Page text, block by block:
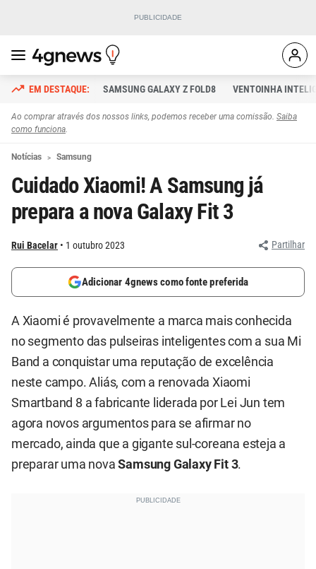
SAMSUNG GALAXY Z FOLD8 VENTOINHA
Ao comprar através dos nossos links, podemos receber uma comissão. Saiba
como funciona.
Notícias Samsung
Cuidado Xiaomi! A Samsung já
prepara a nova Galaxy Fit 3
Rui Bacelar 1 outubro 2023 Partilhar
Adicionar 4gnews como fonte preferida
A Xiaomi é provavelmente a marca mais conhecida
no segmento das pulseiras inteligentes com a sua Mi
Band a conquistar uma reputação de excelência
neste campo. Aliás, com a renovada Xiaomi
Smartband 8 a fabricante liderada por Lei Jun tem
agora novos argumentos para se afirmar no
mercado, ainda que a gigante sul-coreana esteja a
preparar uma novaSamsung Galaxy Fit 3.